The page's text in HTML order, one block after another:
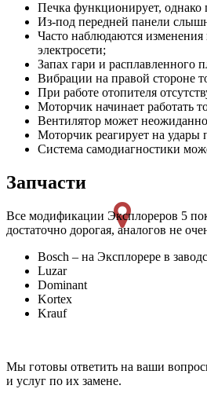
Печка функционирует, однако
Из-под передней панели
Часто наблюдаются изменения
электросети;
Запах гари и расплавленного
Вибрации на правой стороне
При работе отопителя
Моторчик начинает работать
Вентилятор может неожиданно
Моторчик реагирует на удары
Система самодиагностики
Запчасти
Все модификации Эксплореров 5
достаточно дорогая, аналогов не
Bosch – на Эксплорере в
Luzar
Dominant
Kortex
Krauf
Мы готовы ответить на ваши
и услуг по их замене.